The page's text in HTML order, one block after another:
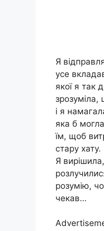
Я
усе
якої я так
і я
яка б
їм, щоб
стару
Я
розумію,
чекав…